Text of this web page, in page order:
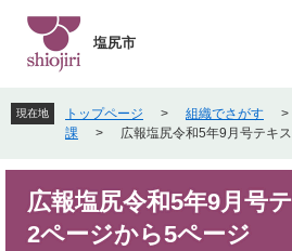
先
頭
す
を
飛
し
塩尻市
現在地 トップページ > 組織でさがす >
課
> 広報塩尻令和5年9月号テキ
広報塩尻令和5年9月号
2ページから5ページ